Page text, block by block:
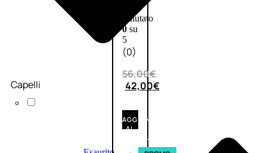
Valutato
0su
5
(0)
56,00€
42,00€
AGGIUNGI
AL
CARRELLO
Capelli